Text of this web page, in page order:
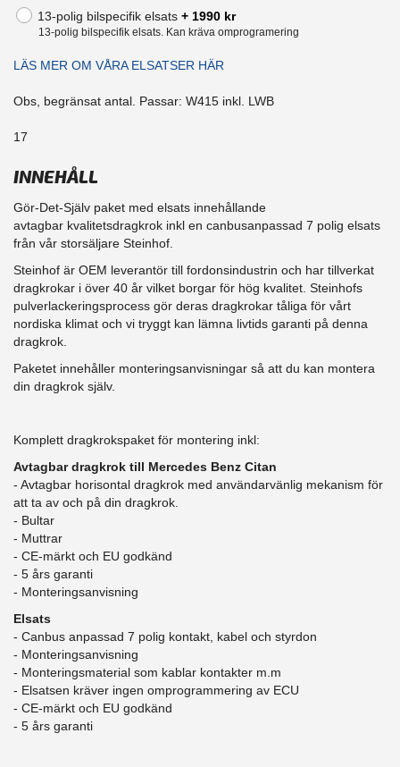
13-polig bilspecifik elsats + 1990 kr
13-polig bilspecifik elsats. Kan kräva omprogramering
LÄS MER OM VÅRA ELSATSER HÄR
Obs, begränsat antal. Passar: W415 inkl. LWB
17
INNEHÅLL
Gör-Det-Själv paket med elsats innehållande
avtagbar kvalitetsdragkrok inkl en canbusanpassad 7 polig elsats
från vår storsäljare Steinhof.
Steinhof är OEM leverantör till fordonsindustrin och har tillverkat
dragkrokar i över 40 år vilket borgar för hög kvalitet. Steinhofs
pulverlackeringsprocess gör deras dragkrokar tåliga för vårt
nordiska klimat och vi tryggt kan lämna livtids garanti på denna
dragkrok.
Paketet innehåller monteringsanvisningar så att du kan montera
din dragkrok själv.
Komplett dragkrokspaket för montering inkl:
Avtagbar dragkrok till Mercedes Benz Citan
- Avtagbar horisontal dragkrok med användarvänlig mekanism för
att ta av och på din dragkrok.
- Bultar
- Muttrar
- CE-märkt och EU godkänd
​- 5 års garanti
- Monteringsanvisning
Elsats
- Canbus anpassad 7 polig kontakt, kabel och styrdon
- Monteringsanvisning
- Monteringsmaterial som kablar kontakter m.m
- Elsatsen kräver ingen omprogrammering av ECU
- CE-märkt och EU godkänd
​- 5 års garanti